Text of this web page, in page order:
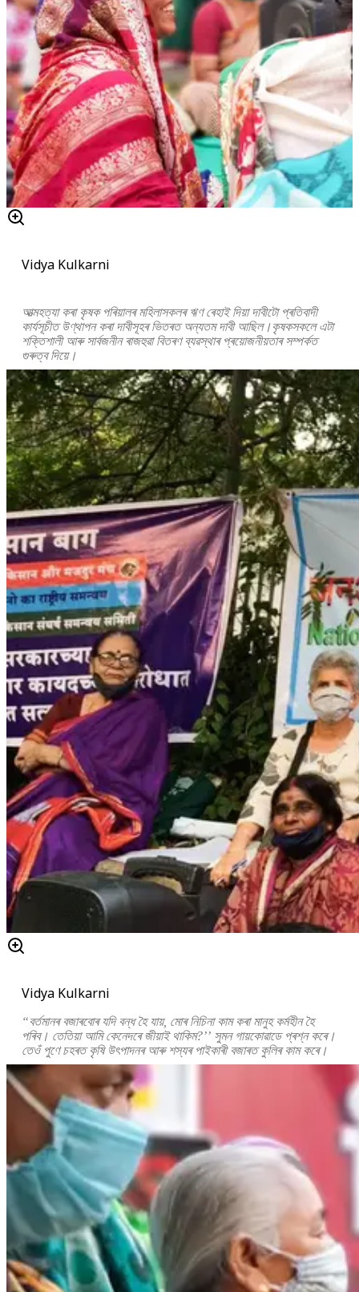
Vidya Kulkarni
আত্মহত্যা কৰা কৃষক পৰিয়ালৰ মহিলাসকলৰ ঋণ ৰেহাই দিয়া দাবীটো প্ৰতিবাদী
কাৰ্যসূচীত উণ্থাপন কৰা দাবীসূহৰ ভিতৰত অন্যতম দাবী আছিল।কৃষকসকলে এটা
শক্তিশালী আৰু সাৰ্বজনীন ৰাজহুৱা বিতৰণ ব্যৱস্থাৰ প্ৰয়োজনীয়তাৰ সম্পৰ্কত
গুৰুত্ব দিয়ে।
Vidya Kulkarni
“বৰ্তমানৰ বজাৰবোৰ যদি বন্ধ হৈ যায়, মোৰ নিচিনা কাম কৰা মানুহ কৰ্মহীন হৈ
পৰিব। তেতিয়া আমি কেনেদৰে জীয়াই থাকিম?’’ সুমন গায়কোৱাডে প্ৰশ্ন কৰে।
তেওঁ পুণে চহৰত কৃষি উৎপাদনৰ আৰু শস্যৰ পাইকাৰী বজাৰত কুলিৰ কাম কৰে।